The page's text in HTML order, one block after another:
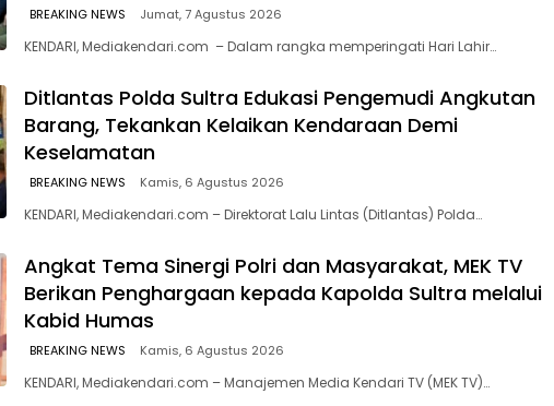
BREAKING NEWS Jumat, 7 Agustus 2026
KENDARI, Mediakendari.com – Dalam rangka memperingati Hari Lahir…
Ditlantas Polda Sultra Edukasi Pengemudi Angkutan
Barang, Tekankan Kelaikan Kendaraan Demi
Keselamatan
BREAKING NEWS Kamis, 6 Agustus 2026
KENDARI, Mediakendari.com – Direktorat Lalu Lintas (Ditlantas) Polda…
Angkat Tema Sinergi Polri dan Masyarakat, MEK TV
Berikan Penghargaan kepada Kapolda Sultra melalui
Kabid Humas
BREAKING NEWS Kamis, 6 Agustus 2026
KENDARI, Mediakendari.com – Manajemen Media Kendari TV (MEK TV)…